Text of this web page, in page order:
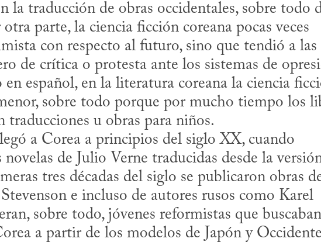
la traducción de obras occidentales, sobre todo
parte, la ciencia ficción coreana pocas veces
con respecto al futuro, sino que tendió a las
de crítica o protesta ante los sistemas de
español, en la literatura coreana la ciencia
sobre todo porque por mucho tiempo los
traducciones u obras para niños.
de Julio Verne traducidas desde la
tres décadas del siglo se publicaron obras
e incluso de autores rusos como Karel
sobre todo, jóvenes reformistas que buscaban
a partir de los modelos de Japón y